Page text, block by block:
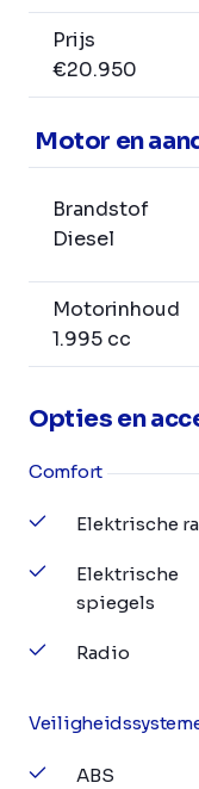
Prijs
€20.950
Motor en
Brandstof
Diesel
Motorinhoud
1.995 cc
Opties en
Comfort
Elektrische
Elektrische
spiegels
Radio
ABS